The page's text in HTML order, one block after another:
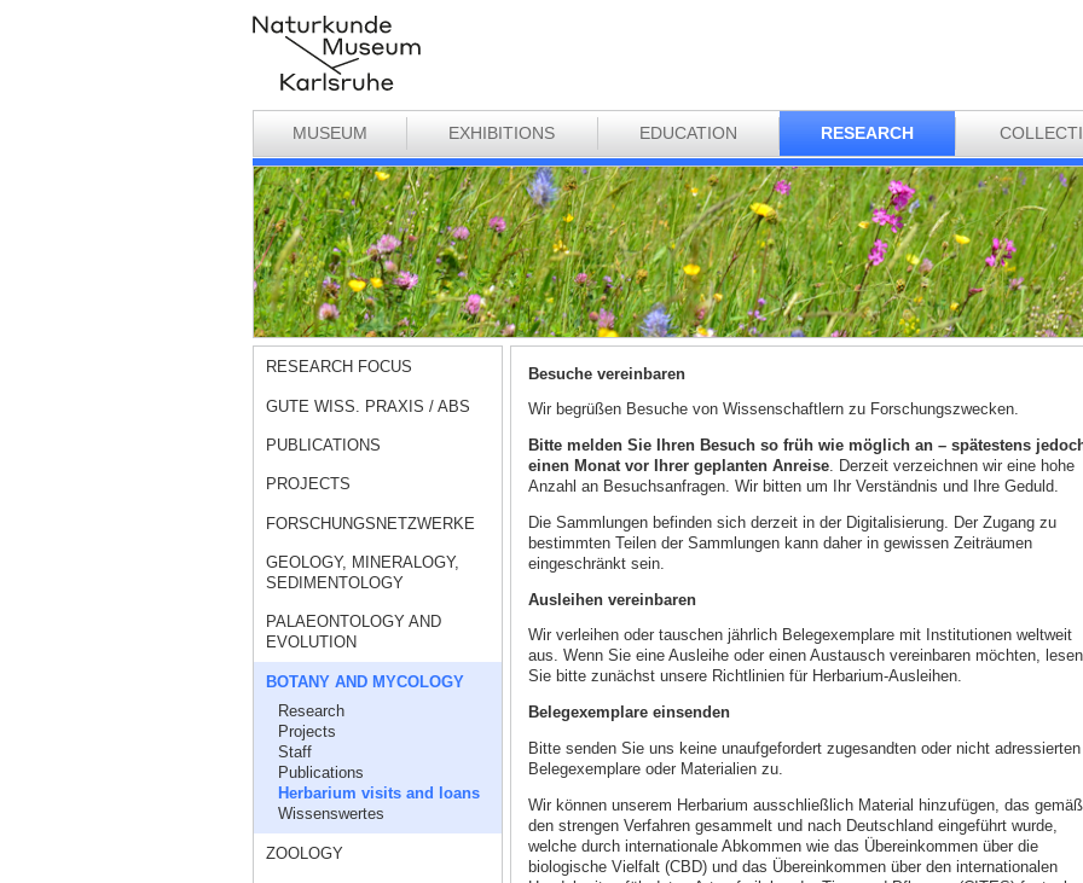
MUSEUM EXHIBITIONS EDUCATION RESEARCH
RESEARCH FOCUS
GUTE WISS. PRAXIS / ABS
PUBLICATIONS
PROJECTS
FORSCHUNGSNETZWERKE
GEOLOGY, MINERALOGY,
SEDIMENTOLOGY
PALAEONTOLOGY AND
EVOLUTION
BOTANY AND MYCOLOGY
Research
Projects
Staff
Publications
Herbarium visits and loans
Wissenswertes
ZOOLOGY
Besuche vereinbaren
Wir begrüßen Besuche von Wissenschaftlern zu Forschungszwecken.
Bitte melden Sie Ihren Besuch so früh wie möglich an – spätestens
einen Monat vor Ihrer geplanten Anreise. Derzeit verzeichnen wir eine hohe
Anzahl an Besuchsanfragen. Wir bitten um Ihr Verständnis und Ihre Geduld.
Die Sammlungen befinden sich derzeit in der Digitalisierung. Der Zugang zu
bestimmten Teilen der Sammlungen kann daher in gewissen Zeiträumen
eingeschränkt sein.
Ausleihen vereinbaren
Wir verleihen oder tauschen jährlich Belegexemplare mit Institutionen weltweit
aus. Wenn Sie eine Ausleihe oder einen Austausch vereinbaren möchten, lesen
Sie bitte zunächst unsere Richtlinien für Herbarium-Ausleihen.
Belegexemplare einsenden
Bitte senden Sie uns keine unaufgefordert zugesandten oder nicht adressierten
Belegexemplare oder Materialien zu.
Wir können unserem Herbarium ausschließlich Material hinzufügen, das gemäß
den strengen Verfahren gesammelt und nach Deutschland eingeführt wurde,
welche durch internationale Abkommen wie das Übereinkommen über die
biologische Vielfalt (CBD) und das Übereinkommen über den internationalen